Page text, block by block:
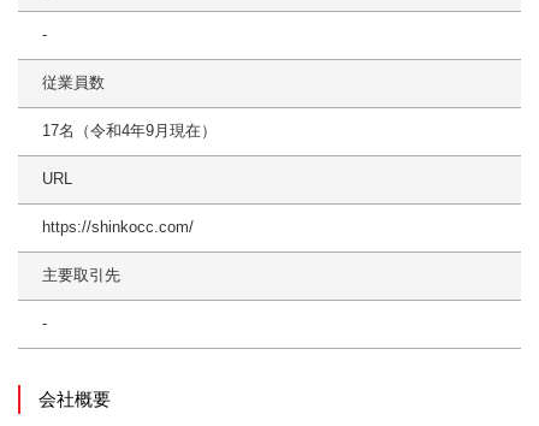
-
従業員数
17名（令和4年9月現在）
URL
https://shinkocc.com/
主要取引先
-
会社概要